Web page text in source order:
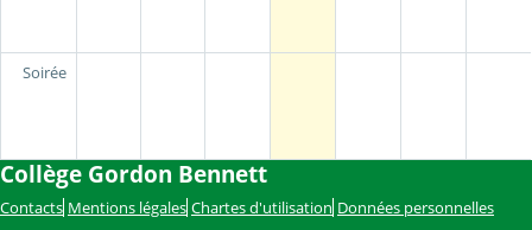
Soirée
Collège Gordon Bennett
Contacts Mentions légales Chartes d'utilisation Données personnelles